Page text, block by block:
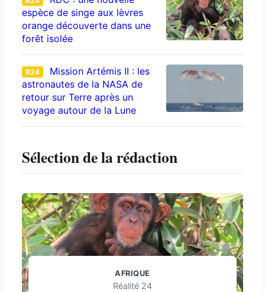
espèce de singe aux lèvres
orange découverte dans une
forêt isolée
R24
Mission Artémis II : les
astronautes de la NASA de
retour sur Terre après un
voyage autour de la Lune
Sélection de la rédaction
AFRIQUE
Réalité 24